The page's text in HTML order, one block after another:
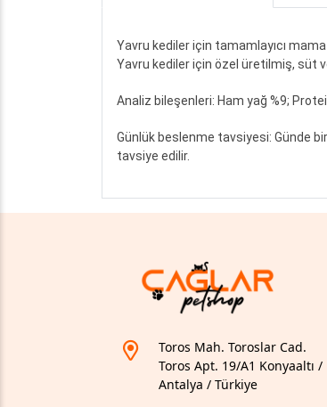
Yavru kediler için tamamlayıcı mama
Yavru kediler için özel üretilmiş, süt
Analiz bileşenleri: Ham yağ %9;
Günlük beslenme tavsiyesi: Günde
tavsiye edilir.
Toros Mah. Toroslar Cad.
Toros Apt. 19/A1 Konyaaltı /
Antalya / Türkiye